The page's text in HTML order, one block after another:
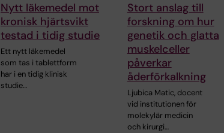
Nytt läkemedel mot
kronisk hjärtsvikt
testad i tidig studie
Ett nytt läkemedel
som tas i tablettform
har i en tidig klinisk
studie…
Stort anslag till
forskning om hur
genetik och glatta
muskelceller
påverkar
åderförkalkning
Ljubica Matic, docent
vid institutionen för
molekylär medicin
och kirurgi…